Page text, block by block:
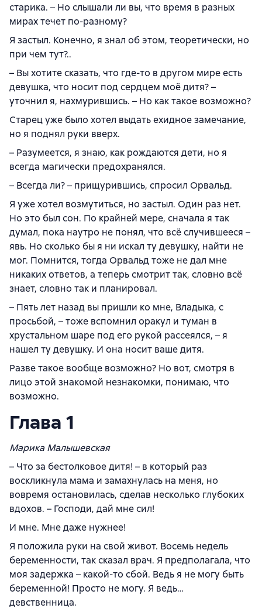
старика. – Но слышали ли вы, что время в разных
мирах течет по-разному?
Я застыл. Конечно, я знал об этом, теоретически, но
при чем тут?..
– Вы хотите сказать, что где-то в другом мире есть
девушка, что носит под сердцем моё дитя? –
уточнил я, нахмурившись. – Но как такое возможно?
Старец уже было хотел выдать ехидное замечание,
но я поднял руки вверх.
– Разумеется, я знаю, как рождаются дети, но я
всегда магически предохранялся.
– Всегда ли? – прищурившись, спросил Орвальд.
Я уже хотел возмутиться, но застыл. Один раз нет.
Но это был сон. По крайней мере, сначала я так
думал, пока наутро не понял, что всё случившееся –
явь. Но сколько бы я ни искал ту девушку, найти не
мог. Помнится, тогда Орвальд тоже не дал мне
никаких ответов, а теперь смотрит так, словно всё
знает, словно так и планировал.
– Пять лет назад вы пришли ко мне, Владыка, с
просьбой, – тоже вспомнил оракул и туман в
хрустальном шаре под его рукой рассеялся, – я
нашел ту девушку. И она носит ваше дитя.
Разве такое вообще возможно? Но вот, смотря в
лицо этой знакомой незнакомки, понимаю, что
возможно.
Глава 1
Марика Малышевская
– Что за бестолковое дитя! – в который раз
воскликнула мама и замахнулась на меня, но
вовремя остановилась, сделав несколько глубоких
вдохов. – Господи, дай мне сил!
И мне. Мне даже нужнее!
Я положила руки на свой живот. Восемь недель
беременности, так сказал врач. Я предполагала, что
моя задержка – какой-то сбой. Ведь я не могу быть
беременной! Просто не могу. Я ведь…
девственница.